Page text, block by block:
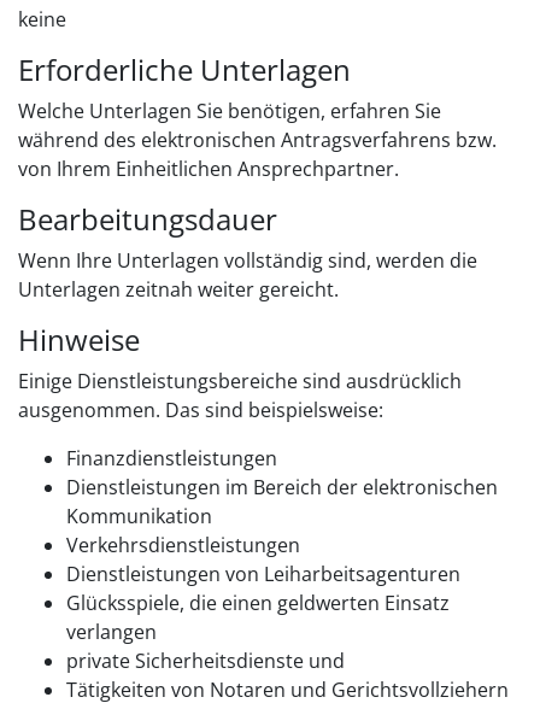
keine
Erforderliche Unterlagen
Welche Unterlagen Sie benötigen, erfahren Sie
während des elektronischen Antragsverfahrens bzw.
von Ihrem Einheitlichen Ansprechpartner.
Bearbeitungsdauer
Wenn Ihre Unterlagen vollständig sind, werden die
Unterlagen zeitnah weiter gereicht.
Hinweise
Einige Dienstleistungsbereiche sind ausdrücklich
ausgenommen. Das sind beispielsweise:
Finanzdienstleistungen
Dienstleistungen im Bereich der elektronischen
Kommunikation
Verkehrsdienstleistungen
Dienstleistungen von Leiharbeitsagenturen
Glücksspiele, die einen geldwerten Einsatz
verlangen
private Sicherheitsdienste und
Tätigkeiten von Notaren und Gerichtsvollziehern